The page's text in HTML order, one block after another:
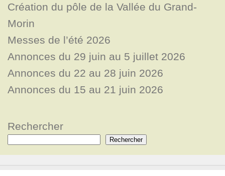
Création du pôle de la Vallée du Grand-
Morin
Messes de l’été 2026
Annonces du 29 juin au 5 juillet 2026
Annonces du 22 au 28 juin 2026
Annonces du 15 au 21 juin 2026
Rechercher
Rechercher